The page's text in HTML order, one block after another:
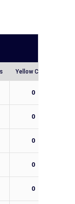
Yellow Cards
0
0
0
0
0